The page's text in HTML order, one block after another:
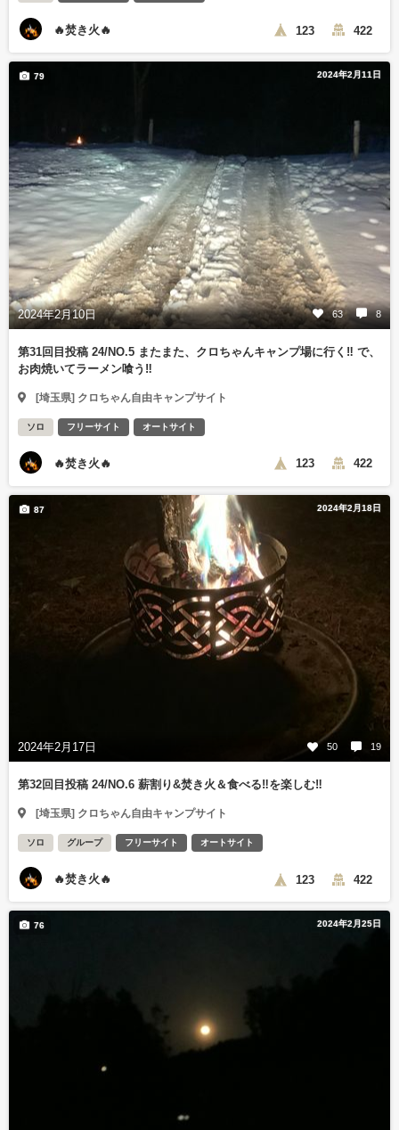
🔥焚き火🔥 123 422
2024年2月11日
2024年2月10日 63 8
79
第31回目投稿 24/NO.5 またまた、クロちゃんキャンプ場に行く‼️ で、
お肉焼いてラーメン喰う‼️
[埼玉県] クロちゃん自由キャンプサイト
ソロ フリーサイト オートサイト
🔥焚き火🔥 123 422
2024年2月18日
2024年2月17日 50 19
87
第32回目投稿 24/NO.6 薪割り&焚き火＆食べる‼️を楽しむ‼️
[埼玉県] クロちゃん自由キャンプサイト
ソロ グループ フリーサイト オートサイト
🔥焚き火🔥 123 422
2024年2月25日
76